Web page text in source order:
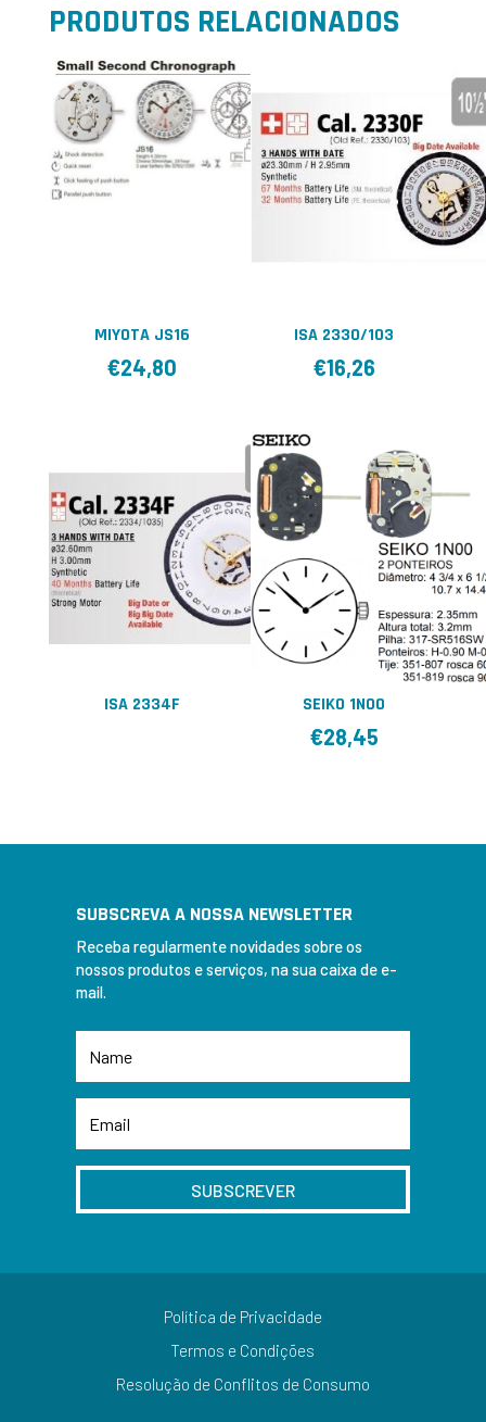
PRODUTOS RELACIONADOS
MIYOTA JS16
€24,80
ISA 2330/103
€16,26
ISA 2334F SEIKO 1N00
€28,45
SUBSCREVA A NOSSA NEWSLETTER
Receba regularmente novidades sobre os
nossos produtos e serviços, na sua caixa de e-
mail.
SUBSCREVER
Política de Privacidade
Termos e Condições
Resolução de Conflitos de Consumo